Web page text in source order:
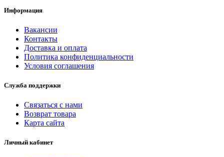
Информация
Вакансии
Контакты
Доставка и оплата
Политика конфиденциальности
Условия соглашения
Служба поддержки
Связаться с нами
Возврат товара
Карта сайта
Личный кабинет